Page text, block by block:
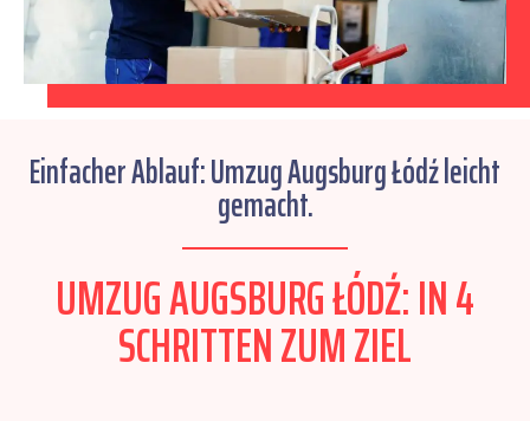
Einfacher Ablauf: Umzug Augsburg Łódź leicht
gemacht.
UMZUG AUGSBURG ŁÓDŹ: IN 4
SCHRITTEN ZUM ZIEL